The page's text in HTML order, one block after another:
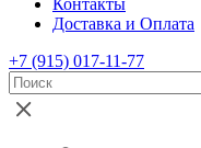
Доставка и Оплата
+7 (915) 017-11-77